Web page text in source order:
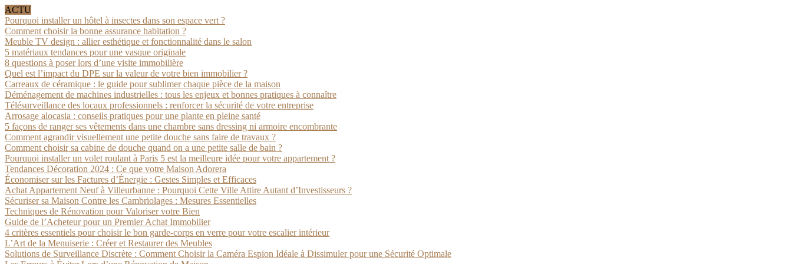
ACTU
Pourquoi installer un hôtel à insectes dans son espace vert ?
Comment choisir la bonne assurance habitation ?
Meuble TV design : allier esthétique et fonctionnalité dans le salon
5 matériaux tendances pour une vasque originale
8 questions à poser lors d’une visite immobilière
Quel est l’impact du DPE sur la valeur de votre bien immobilier ?
Carreaux de céramique : le guide pour sublimer chaque pièce de la maison
Déménagement de machines industrielles : tous les enjeux et bonnes pratiques à connaître
Télésurveillance des locaux professionnels : renforcer la sécurité de votre entreprise
Arrosage alocasia : conseils pratiques pour une plante en pleine santé
5 façons de ranger ses vêtements dans une chambre sans dressing ni armoire encombrante
Comment agrandir visuellement une petite douche sans faire de travaux ?
Comment choisir sa cabine de douche quand on a une petite salle de bain ?
Pourquoi installer un volet roulant à Paris 5 est la meilleure idée pour votre appartement ?
Tendances Décoration 2024 : Ce que votre Maison Adorera
Économiser sur les Factures d’Énergie : Gestes Simples et Efficaces
Achat Appartement Neuf à Villeurbanne : Pourquoi Cette Ville Attire Autant d’Investisseurs ?
Sécuriser sa Maison Contre les Cambriolages : Mesures Essentielles
Techniques de Rénovation pour Valoriser votre Bien
Guide de l’Acheteur pour un Premier Achat Immobilier
4 critères essentiels pour choisir le bon garde-corps en verre pour votre escalier intérieur
L’Art de la Menuiserie : Créer et Restaurer des Meubles
Solutions de Surveillance Discrète : Comment Choisir la Caméra Espion Idéale à Dissimuler pour une Sécurité Optimale